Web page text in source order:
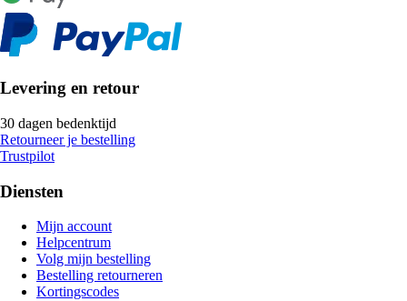
Levering en retour
30 dagen bedenktijd
Retourneer je bestelling
Trustpilot
Diensten
Mijn account
Helpcentrum
Volg mijn bestelling
Bestelling retourneren
Kortingscodes